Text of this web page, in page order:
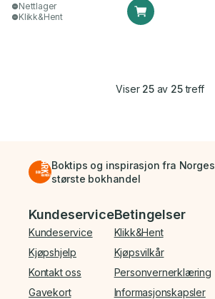
Nettlager
Klikk&Hent
Viser 25av 25treff
Boktips og inspirasjon fra Norges
største bokhandel
Bunnmeny
Kundeservice
Kundeservice
Kjøpshjelp
Kontakt oss
Gavekort
Betingelser
Klikk&Hent
Kjøpsvilkår
Personvernerklæring
Informasjonskapsler